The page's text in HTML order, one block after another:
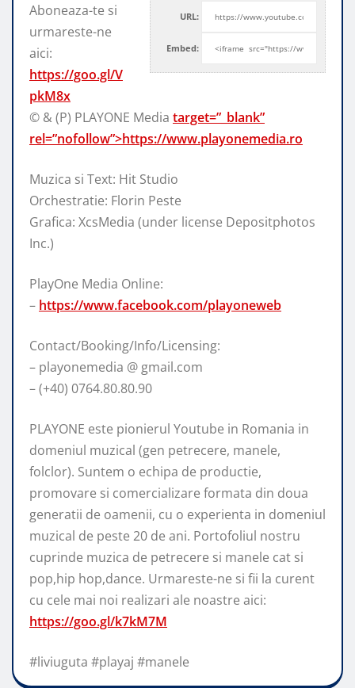
URL:
Embed:
Aboneaza-te si
urmareste-ne
aici:
https://goo.gl/V
pkM8x
© & (P) PLAYONE Media target=”_blank”
rel=”nofollow”>https://www.playonemedia.ro
Muzica si Text: Hit Studio
Orchestratie: Florin Peste
Grafica: XcsMedia (under license Depositphotos
Inc.)
PlayOne Media Online:
– https://www.facebook.com/playoneweb
Contact/Booking/Info/Licensing:
– playonemedia @ gmail.com
– (+40) 0764.80.80.90
PLAYONE este pionierul Youtube in Romania in
domeniul muzical (gen petrecere, manele,
folclor). Suntem o echipa de productie,
promovare si comercializare formata din doua
generatii de oamenii, cu o experienta in domeniul
muzical de peste 20 de ani. Portofoliul nostru
cuprinde muzica de petrecere si manele cat si
pop,hip hop,dance. Urmareste-ne si fii la curent
cu cele mai noi realizari ale noastre aici:
https://goo.gl/k7kM7M
#liviuguta #playaj #manele